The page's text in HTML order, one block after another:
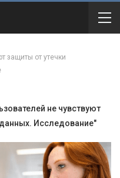
защиты от утечки
не чувствуют
Исследование"